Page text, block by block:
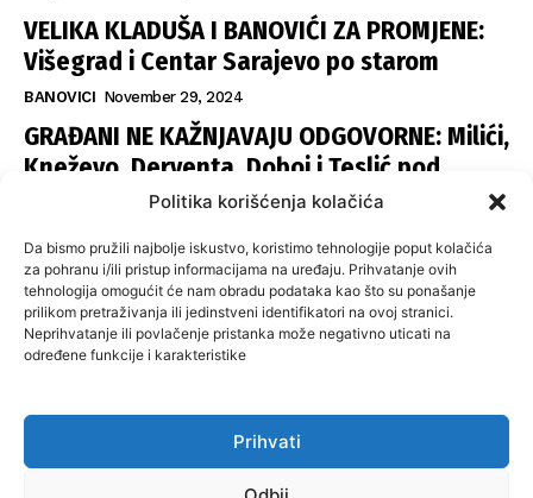
Politika korišćenja kolačića
Da bismo pružili najbolje iskustvo, koristimo tehnologije poput kolačića
za pohranu i/ili pristup informacijama na uređaju. Prihvatanje ovih
tehnologija omogućit će nam obradu podataka kao što su ponašanje
prilikom pretraživanja ili jedinstveni identifikatori na ovoj stranici.
Neprihvatanje ili povlačenje pristanka može negativno uticati na
određene funkcije i karakteristike
Prihvati
VELIKA KLADUŠA I BANOVIĆI ZA PROMJENE:
Višegrad i Centar Sarajevo po starom
BANOVICI November 29, 2024
GRAĐANI NE KAŽNJAVAJU ODGOVORNE: Milići,
Kneževo, Derventa, Doboj i Teslić pod
šapom istih stranaka
SNSD UČVRSTIO VLAST U ISTOČNOM
SARAJEVU: Opoziciji dvije opštine, slijedi
raspodjela funkcija
Politika privatnosti